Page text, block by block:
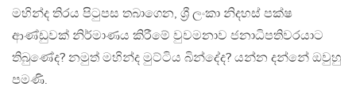
මහින්ද තිරය පිටුපස තබාගෙන, ශ්‍රී ලංකා නිදහස් පක්ෂ
ආණ්ඩුවක් නිර්මාණය කිරීමේ වුවමනාව ජනාධිපතිවරයාට
තිබුණේද? නමුත් මහින්ද මුට්ටිය බින්දේද? යන්න දන්නේ ඔවුහු
පමණි.